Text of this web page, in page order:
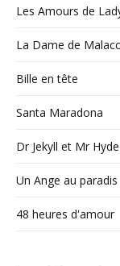
Les Amours de
La Dame de
Bille en tête
Santa Maradona
Dr Jekyll et Mr
Un Ange au paradis
48 heures d'amour